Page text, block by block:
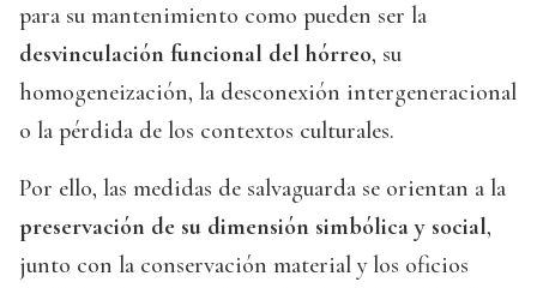
para su mantenimiento como pueden ser la
desvinculación funcional del hórreo, su
homogeneización, la desconexión intergeneracional
o la pérdida de los contextos culturales.
Por ello, las medidas de salvaguarda se orientan a la
preservación de su dimensión simbólica y social,
junto con la conservación material y los oficios